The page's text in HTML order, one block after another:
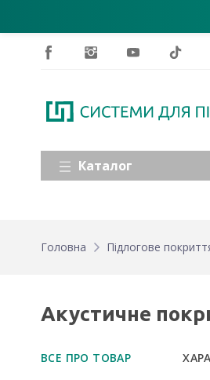
Каталог
Головна Підлогове
Акустичне
ВСЕ ПРО ТОВАР